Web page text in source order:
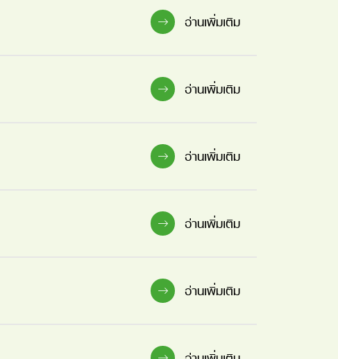
อ่านเพิ่มเติม
อ่านเพิ่มเติม
อ่านเพิ่มเติม
อ่านเพิ่มเติม
อ่านเพิ่มเติม